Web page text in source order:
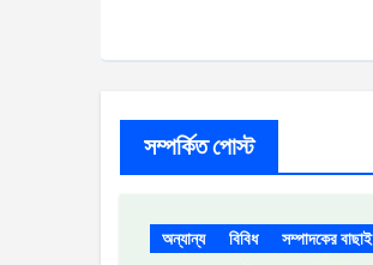
সম্পর্কিত পোস্ট
অন্যান্য বিবিধ সম্পাদকের বাছাই